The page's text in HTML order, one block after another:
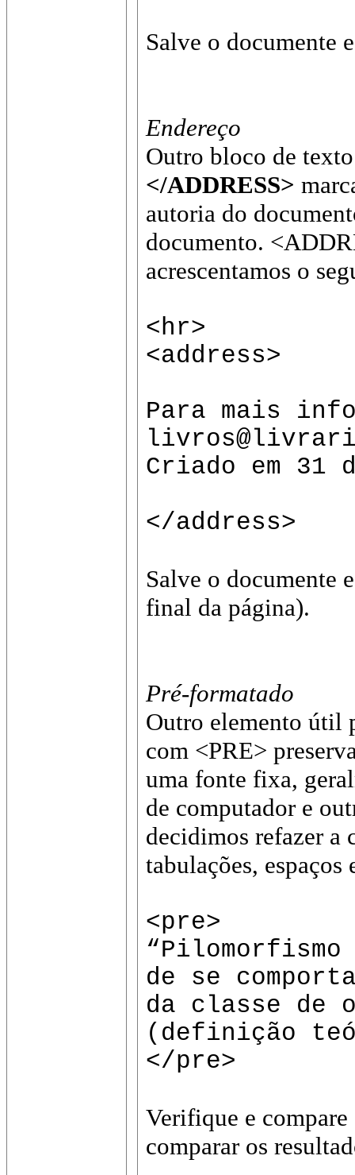
Salve o documente
Endereço
Outro bloco de
</ADDRESS>
autoria do
documento.
acrescentamos o
<hr>
<address>
Para mais
Criado em 31
</address>
Salve o documente
final da página).
Pré-formatado
Outro elemento útil
com <PRE>
uma fonte fixa,
de computador e
decidimos refazer a
tabulações, espaços
<pre>
“Pilomorfismo
de se
da classe de
(definição
</pre>
Verifique e
comparar os